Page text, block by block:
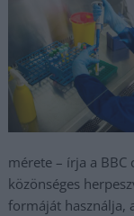
mérete – írja a BBC
közönséges
formáját használja,